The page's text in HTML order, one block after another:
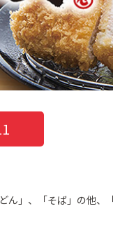
」、「そば」の他、